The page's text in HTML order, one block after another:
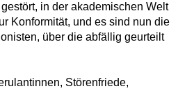
in der akademischen Welt
Konformität, und es sind nun die
über die abfällig geurteilt
Störenfriede,